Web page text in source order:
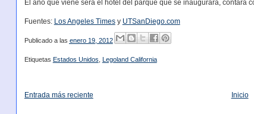
El año que viene será el hotel del parque que se inaugurará, contará
Fuentes: Los Angeles Timesy UTSanDiego.com
Publicado a las enero 19, 2012
Etiquetas Estados Unidos Legoland California
Entrada más reciente Inicio